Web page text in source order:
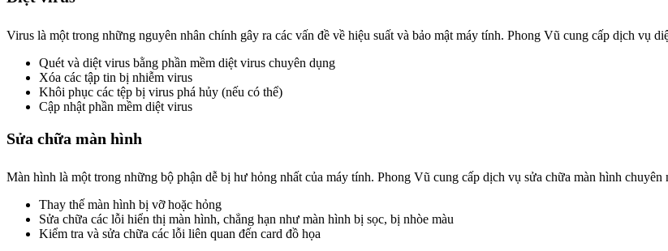
Virus là một trong những nguyên nhân chính gây ra các vấn đề về hiệu suất và bảo mật máy tính. Phong Vũ cung cấp dịch vụ
Quét và diệt virus bằng phần mềm diệt virus chuyên dụng
Xóa các tập tin bị nhiễm virus
Khôi phục các tệp bị virus phá hủy (nếu có thể)
Cập nhật phần mềm diệt virus
Sửa chữa màn hình
Màn hình là một trong những bộ phận dễ bị hư hỏng nhất của máy tính. Phong Vũ cung cấp dịch vụ sửa chữa màn hình chuyên
Thay thế màn hình bị vỡ hoặc hỏng
Sửa chữa các lỗi hiển thị màn hình, chẳng hạn như màn hình bị sọc, bị nhòe màu
Kiểm tra và sửa chữa các lỗi liên quan đến card đồ họa